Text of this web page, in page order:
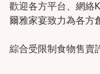
歡迎各方平台、網絡
爾雅家宴致力為各方
綜合受限制食物售賣